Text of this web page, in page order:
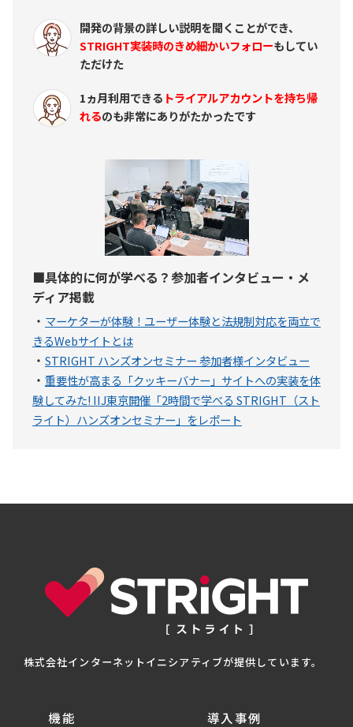
開発の背景の詳しい説明を聞くことができ、
STRIGHT実装時のきめ細かいフォローもしてい
ただけた
1ヵ月利用できる トライアルアカウントを持ち帰
れるのも非常にありがたかったです
■具体的に何が学べる？参加者インタビュー・メ
ディア掲載
・ マーケターが体験！ユーザー体験と法規制対応を両立で
きるWebサイトとは
・ STRIGHT ハンズオンセミナー 参加者様インタビュー
・ 重要性が高まる「クッキーバナー」サイトへの実装を体
験してみた! IIJ東京開催「2時間で学べる STRIGHT（スト
ライト）ハンズオンセミナー」をレポート
株式会社インターネットイニシアティブが提供しています。
機能 導入事例